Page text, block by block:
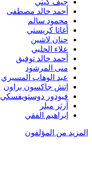
أحمد خالد مصطفى
محمود سالم
أغاثا كريستي
حنان لاشين
علاء الحلبي
أحمد خالد توفيق
منى المرشود
عبد الوهاب المسيري
إتش جاكسون براون
فيودور دوستويفسكي
آرثر ميلر
إبراهيم الفقي
المزيد من المؤلفون